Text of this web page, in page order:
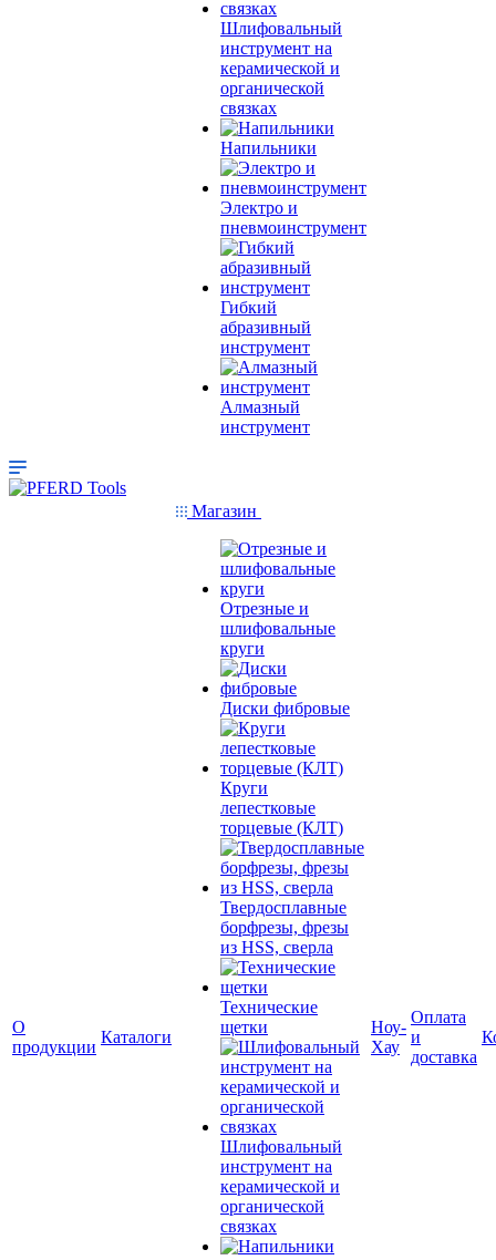
Шлифовальный
инструмент на
керамической и
органической
связках
Напильники
Электро и
пневмоинструмент
Гибкий
абразивный
инструмент
Алмазный
инструмент
О
продукции
Каталоги
Магазин
Отрезные и
шлифовальные
круги
Диски фибровые
Круги
лепестковые
торцевые (КЛТ)
Твердосплавные
борфрезы, фрезы
из HSS, сверла
Технические
щетки
Шлифовальный
инструмент на
керамической и
органической
связках
Ноу-
Хау
Оплата
и
доставка